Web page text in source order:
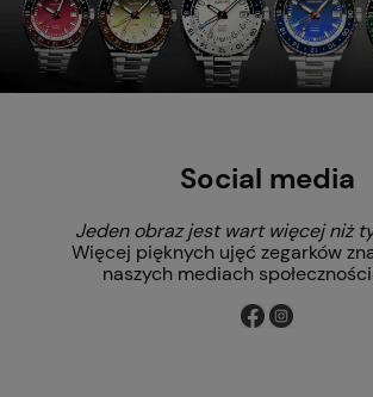
Social media
Jeden obraz jest wart więcej niż
Więcej pięknych ujęć zegarków
naszych mediach